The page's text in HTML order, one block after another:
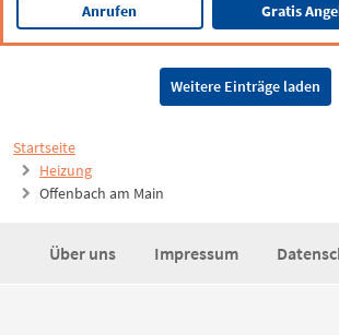
Startseite
Heizung
Offenbach am Main
Anrufen Gratis
Weitere Einträge laden
Über uns Impressum